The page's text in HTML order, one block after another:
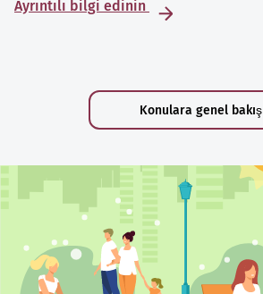
Ayrıntılı bilgi edinin
Konulara genel bakış